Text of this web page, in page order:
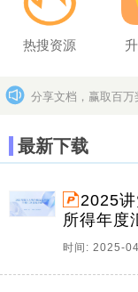
热搜资源
分享文档，赢取百万
最新下载
2025
所得年度
时间: 2025-